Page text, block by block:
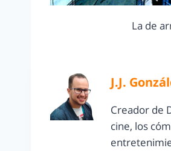
La de
J.J.
Creador de
cine, los